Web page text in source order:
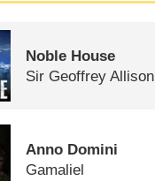
Noble House
Sir Geoffrey Allison
Anno Domini
Gamaliel